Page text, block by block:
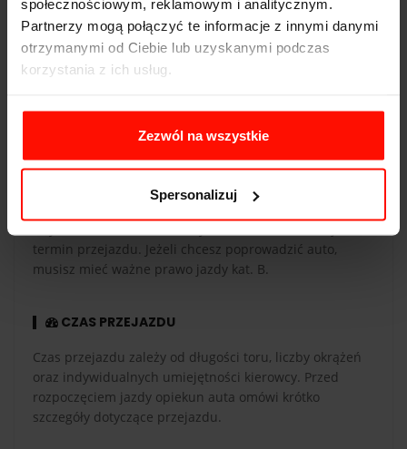
społecznościowym, reklamowym i analitycznym.
Partnerzy mogą połączyć te informacje z innymi danymi
otrzymanymi od Ciebie lub uzyskanymi podczas
korzystania z ich usług.
Zezwól na wszystkie
Spersonalizuj
WAŻNOŚĆ
Voucher jest ważny 365 dni od daty zakupu. Voucher
termin przejazdu. Jeżeli chcesz poprowadzić auto,
musisz mieć ważne prawo jazdy kat. B.
CZAS PRZEJAZDU
Czas przejazdu zależy od długości toru, liczby okrążeń
oraz indywidualnych umiejętności kierowcy. Przed
rozpoczęciem jazdy opiekun auta omówi krótko
szczegóły dotyczące przejazdu.